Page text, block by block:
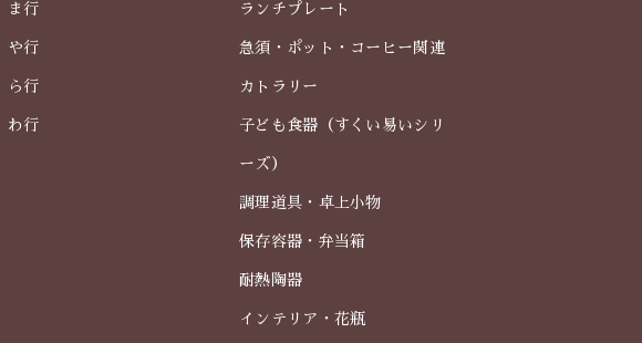
ま行
や行
ら行
わ行
ランチプレート
急須・ポット・コーヒー関連
カトラリー
子ども食器（すくい易いシリ
ーズ）
調理道具・卓上小物
保存容器・弁当箱
耐熱陶器
インテリア・花瓶